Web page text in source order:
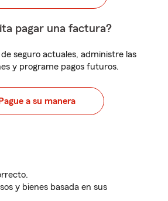
pagar una factura?
seguro actuales, administre las
y programe pagos futuros.
Pague a su manera
y bienes basada en sus